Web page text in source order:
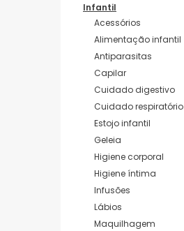
Infantil
Acessórios
Alimentação infantil
Antiparasitas
Capilar
Cuidado digestivo
Cuidado respiratório
Estojo infantil
Geleia
Higiene corporal
Higiene íntima
Infusões
Lábios
Maquilhagem